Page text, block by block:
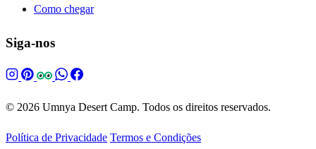
Como chegar
Siga-nos
© 2026 Umnya Desert Camp. Todos os direitos reservados.
Política de Privacidade Termos e Condições